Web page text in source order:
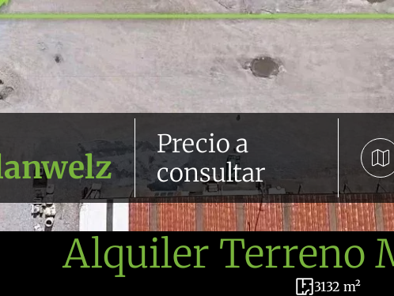
Precio a
consultar
Alquiler Terreno
3132 m²